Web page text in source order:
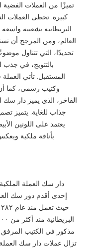
تميزًا من العملات الفضية
كبيرة. تحظى العملات
البريطانية بشعبية
العالم، ومن المرجح أن
تحديدًا، التي تتناول
بالتتويج، في جذب
المستقبل. تأتي
وكتيب رسمي، كما
الفاخر، الذي يميز دار سك
جذاب للغاية. يتميز
يعتمد على اللونين
بأناقة ملكية
دار سك العملة
إحدى أقدم دور سك
مذكور في الكتيب المرفق
تزال عملات دار سك